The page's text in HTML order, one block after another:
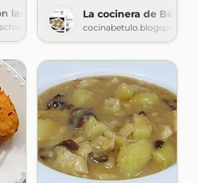
las Chachas La cocinera de Bétulo